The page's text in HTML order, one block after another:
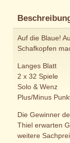
Auf die Blaue!
Schafkopfen
Langes Blatt
2 x 32 Spiele
Solo & Wenz
Plus/Minus
Die Gewinner
Thiel erwarten
weitere